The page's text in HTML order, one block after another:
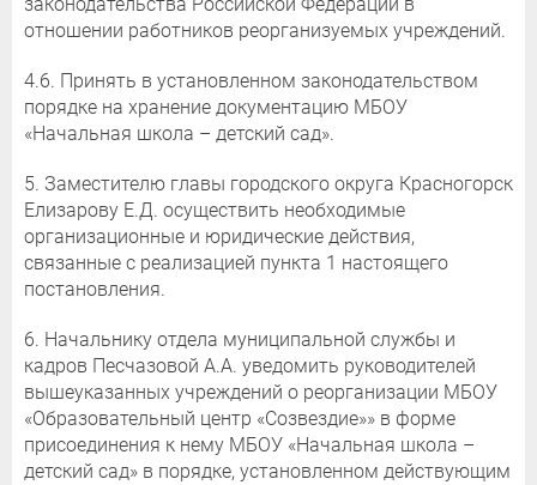
отношении работников реорганизуемых учреждений.
4.6. Принять в установленном законодательством
порядке на хранение документацию МБОУ
«Начальная школа – детский сад».
5. Заместителю главы городского округа Красногорск
Елизарову Е.Д. осуществить необходимые
организационные и юридические действия,
связанные с реализацией пункта 1 настоящего
постановления.
6. Начальнику отдела муниципальной службы и
кадров Песчазовой А.А. уведомить руководителей
вышеуказанных учреждений о реорганизации МБОУ
«Образовательный центр «Созвездие»» в форме
присоединения к нему МБОУ «Начальная школа –
детский сад» в порядке, установленном действующим